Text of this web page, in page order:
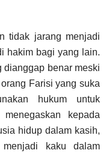
tidak jarang menjadi
hakim bagi yang lain.
dianggap benar meski
Farisi yang suka
hukum untuk
kepada
hidup dalam kasih,
kaku dalam